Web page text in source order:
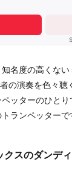
名度の高くない
の演奏を色々聴
ッターのひとり
ランペッターで
クスのダンデ